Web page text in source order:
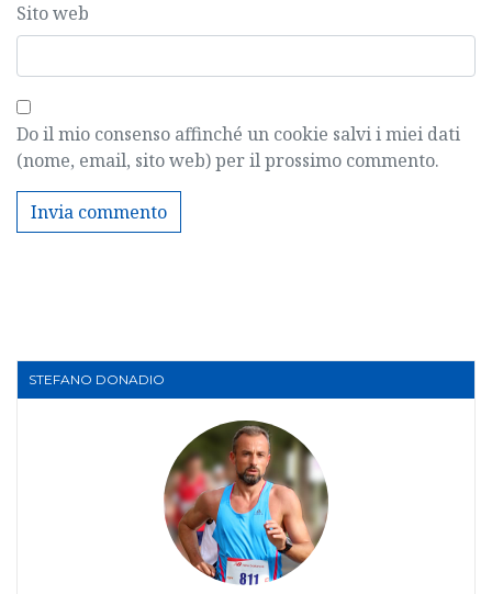
Sito web
Do il mio consenso affinché un cookie salvi i miei dati
(nome, email, sito web) per il prossimo commento.
STEFANO DONADIO